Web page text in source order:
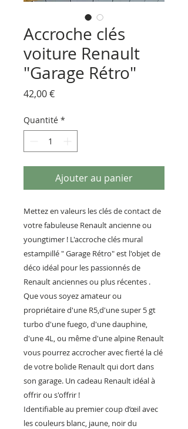
Accroche clés
voiture Renault
"Garage Rétro"
42,00 €Prix
Quantité *
Ajouter au panier
Mettez en valeurs les clés de contact de
votre fabuleuse Renault ancienne ou
youngtimer ! L'accroche clés mural
estampillé " Garage Rétro" est l'objet de
déco idéal pour les passionnés de
Renault anciennes ou plus récentes .
Que vous soyez amateur ou
propriétaire d'une R5,d'une super 5 gt
turbo d'une fuego, d'une dauphine,
d'une 4L, ou même d'une alpine Renault
vous pourrez accrocher avec fierté la clé
de votre bolide Renault qui dort dans
son garage. Un cadeau Renault idéal à
offrir ou s'offrir !
Identifiable au premier coup d’œil avec
les couleurs blanc, jaune, noir du